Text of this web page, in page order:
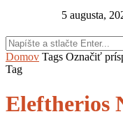
5 augusta,
Domov Tags Označiť
Tag
Eleftherios